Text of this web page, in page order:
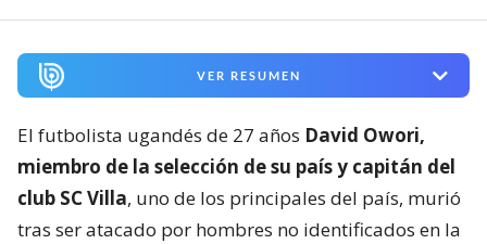
VER RESUMEN
El futbolista ugandés de 27 años David Owori,
miembro de la selección de su país y capitán del
club SC Villa, uno de los principales del país, murió
tras ser atacado por hombres no identificados en la